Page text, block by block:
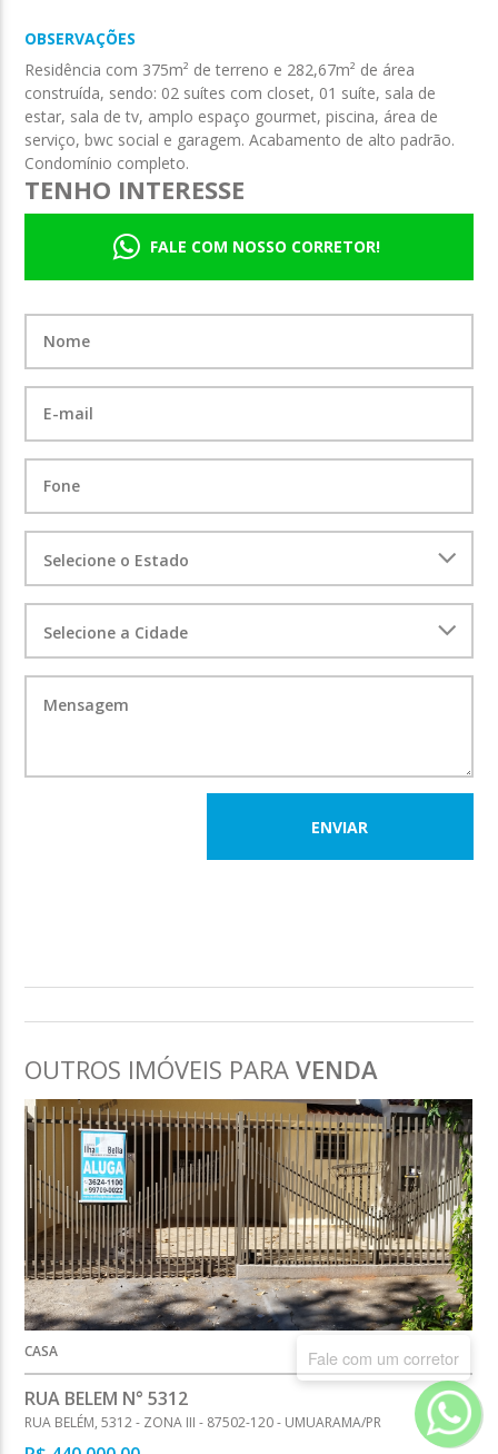
Fale com um corretor
OBSERVAÇÕES
Residência com 375m² de terreno e 282,67m² de área
construída, sendo: 02 suítes com closet, 01 suíte, sala de
estar, sala de tv, amplo espaço gourmet, piscina, área de
serviço, bwc social e garagem. Acabamento de alto padrão.
Condomínio completo.
TENHO INTERESSE
FALE COM NOSSO CORRETOR!
ENVIAR
OUTROS IMÓVEIS PARAVENDA
CASA
RUA BELEM N° 5312
RUA BELÉM, 5312 - ZONA III - 87502-120 - UMUARAMA/PR